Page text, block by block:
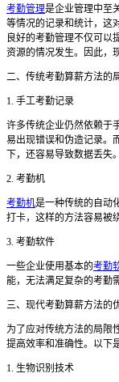
考勤管理是企业管理中至
等情况的记录和统计，这
良好的考勤管理不仅可以
资源的情况发生。因此，
二、传统考勤算薪方法的
1. 手工考勤记录
许多传统企业仍然依赖于
易出现错误和伪造记录。
下，还容易导致数据丢失。
2. 考勤机
考勤机是一种传统的自动
打卡，这样的方法容易被
3. 考勤软件
一些企业使用基本的考勤
能，无法满足复杂的考勤
三、现代考勤算薪方法的
为了应对传统方法的局限
提高效率和准确性。以下
1. 生物识别技术